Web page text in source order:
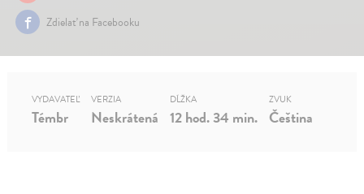
Zdielať na Facebooku
VYDAVATEĽ
Témbr
VERZIA
Neskrátená
DĹŽKA
12 hod. 34 min.
ZVUK
Čeština